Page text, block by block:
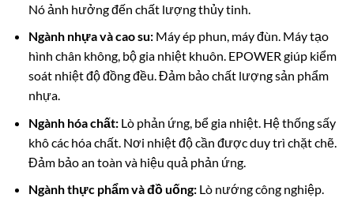
Nó ảnh hưởng đến chất lượng thủy tinh.
Ngành nhựa và cao su:Máy ép phun, máy đùn. Máy tạo
hình chân không, bộ gia nhiệt khuôn. EPOWER giúp kiểm
soát nhiệt độ đồng đều. Đảm bảo chất lượng sản phẩm
nhựa.
Ngành hóa chất:Lò phản ứng, bể gia nhiệt. Hệ thống sấy
khô các hóa chất. Nơi nhiệt độ cần được duy trì chặt chẽ.
Đảm bảo an toàn và hiệu quả phản ứng.
Ngành thực phẩm và đồ uống:Lò nướng công nghiệp.